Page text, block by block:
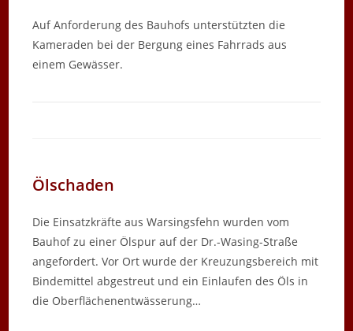
Auf Anforderung des Bauhofs unterstützten die
Kameraden bei der Bergung eines Fahrrads aus
einem Gewässer.
Ölschaden
Die Einsatzkräfte aus Warsingsfehn wurden vom
Bauhof zu einer Ölspur auf der Dr.-Wasing-Straße
angefordert. Vor Ort wurde der Kreuzungsbereich mit
Bindemittel abgestreut und ein Einlaufen des Öls in
die Oberflächenentwässerung…